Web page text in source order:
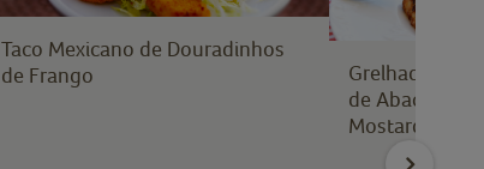
Taco Mexicano de Douradinhos
de Frango
Grelhados de
de Abacate e
Mostarda